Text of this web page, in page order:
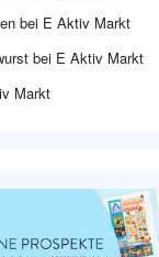
bei E Aktiv Markt
bei E Aktiv Markt
Markt